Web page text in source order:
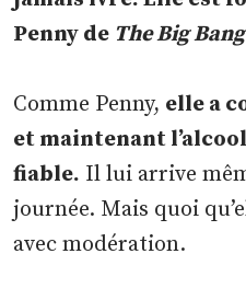
Penny de The Big
Comme Penny, elle a
et maintenant
fiable. Il lui arrive
journée. Mais quoi
avec modération.